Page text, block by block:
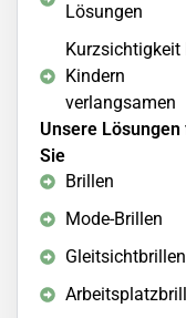
Lösungen
Kurzsichtigkeit
Kindern
verlangsamen
Unsere
Sie
Brillen
Mode-Brillen
Gleitsichtbrillen